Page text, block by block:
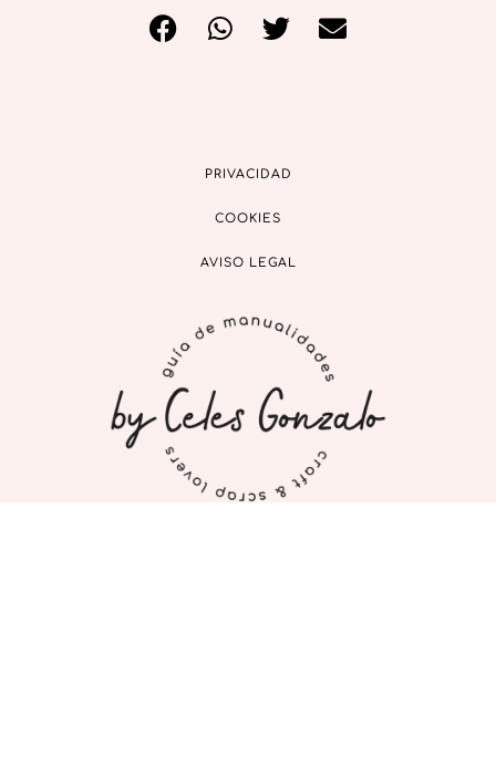
PRIVACIDAD
COOKIES
AVISO LEGAL